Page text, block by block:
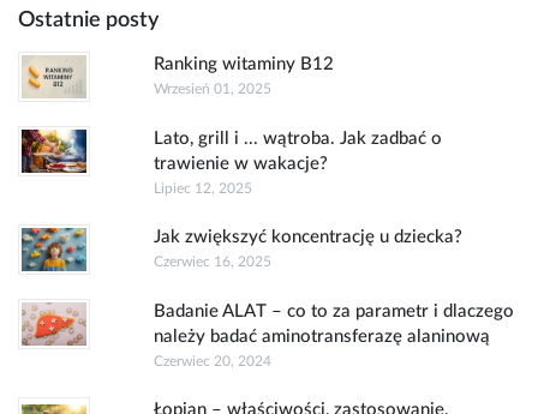
Ostatnie posty
Ranking witaminy B12
Wrzesień 01, 2025
Lato, grill i ... wątroba. Jak zadbać o
trawienie w wakacje?
Lipiec 12, 2025
Jak zwiększyć koncentrację u dziecka?
Czerwiec 16, 2025
Badanie ALAT – co to za parametr i dlaczego
należy badać aminotransferazę alaninową
Czerwiec 20, 2024
Łopian – właściwości, zastosowanie,